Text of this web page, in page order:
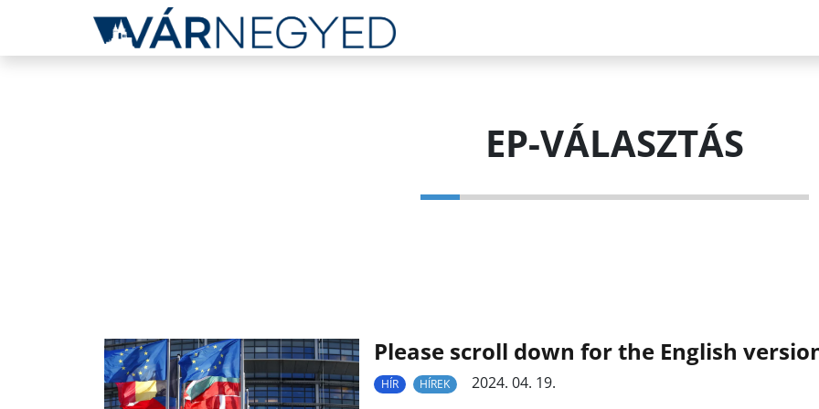
EP-VÁLASZTÁS
Please scroll down for the English
HÍR HÍREK 2024. 04. 19.